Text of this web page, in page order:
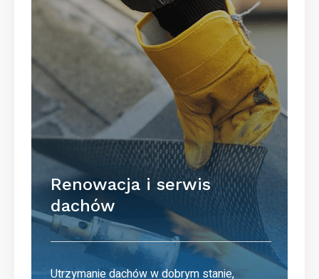
Renowacja i serwis
dachów
Utrzymanie dachów w dobrym stanie,